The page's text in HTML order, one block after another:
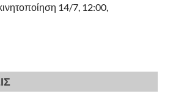
14/7, 12:00,